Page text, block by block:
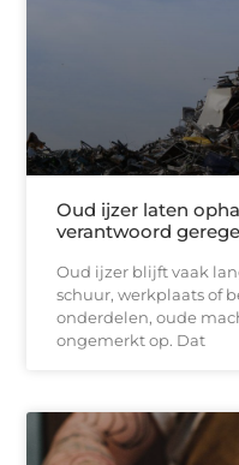
Oud ijzer laten
verantwoord
Oud ijzer blijft vaak
schuur, werkplaats of
onderdelen, oude
ongemerkt op. Dat